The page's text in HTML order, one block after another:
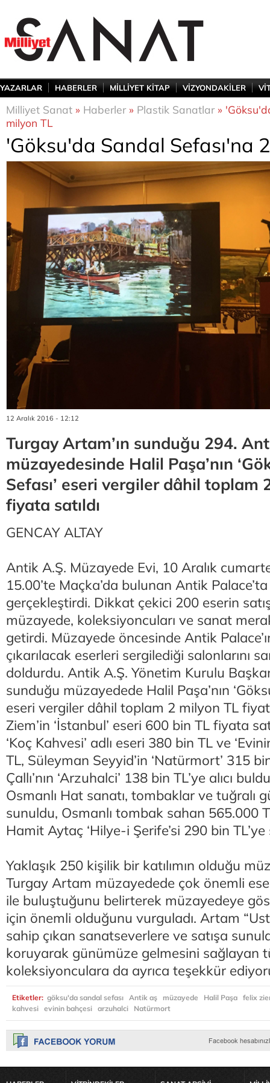
YAZARLAR HABERLER MİLLİYET KİTAP VİZYONDAKİLER
Milliyet Sanat » Haberler» Plastik Sanatlar»
milyon TL
'Göksu'da Sandal Sefası'na
12 Aralık 2016 - 12:12
Turgay Artam’ın sunduğu 294.
müzayedesinde Halil Paşa’nın
Sefası’ eseri vergiler dâhil toplam
fiyata satıldı
GENCAY ALTAY
Antik A.Ş. Müzayede Evi, 10 Aralık
15.00’te Maçka’da bulunan Antik
gerçekleştirdi. Dikkat çekici 200 eserin
müzayede, koleksiyoncuları ve sanat
getirdi. Müzayede öncesinde Antik
çıkarılacak eserleri sergilediği salonlarını
doldurdu. Antik A.Ş. Yönetim Kurulu
sunduğu müzayedede Halil Paşa’nın
eseri vergiler dâhil toplam 2 milyon TL
Ziem’in ‘İstanbul’ eseri 600 bin TL fiyata
‘Koç Kahvesi’ adlı eseri 380 bin TL ve
TL, Süleyman Seyyid’in ‘Natürmort’ 315
Çallı’nın ‘Arzuhalci’ 138 bin TL’ye alıcı
Osmanlı Hat sanatı, tombaklar ve tuğralı
sunuldu, Osmanlı tombak sahan 565.000
Hamit Aytaç ‘Hilye-i Şerife’si 290 bin TL’ye
Yaklaşık 250 kişilik bir katılımın olduğu
Turgay Artam müzayedede çok önemli
ile buluştuğunu belirterek müzayedeye
için önemli olduğunu vurguladı. Artam
sahip çıkan sanatseverlere ve satışa
koruyarak günümüze gelmesini sağlayan
koleksiyonculara da ayrıca teşekkür
Etiketler: göksu'da sandal sefası Antik aş müzayede Halil Paşa felix
kahvesi evinin bahçesi arzuhalci Natürmort